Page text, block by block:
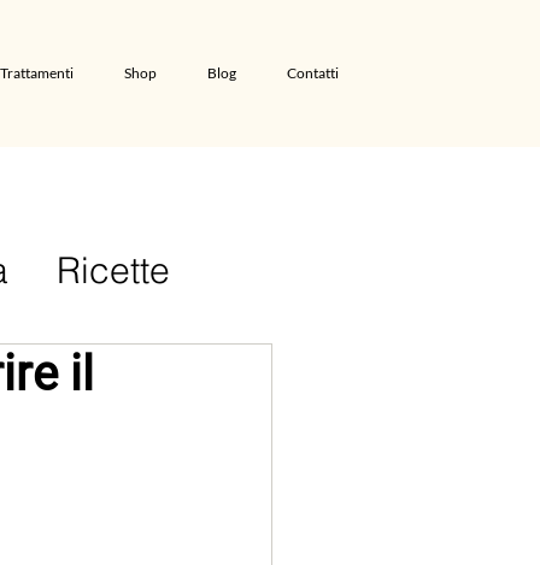
Trattamenti Shop Blog Contatti
Ricette
il